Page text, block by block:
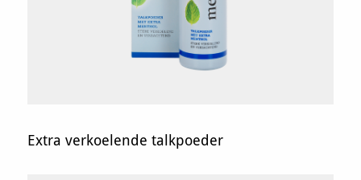
Extra verkoelende talkpoeder